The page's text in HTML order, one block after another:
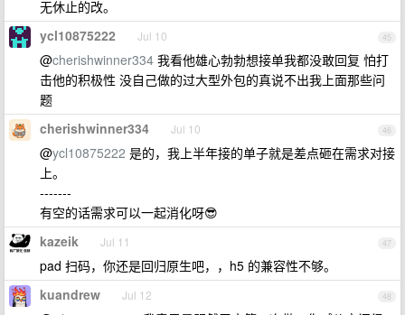
无休止的改。
45
ycl10875222 Jul 10
@cherishwinner334 我看他雄心勃勃想接单我都没敢回复 怕打
击他的积极性 没自己做的过大型外包的真说不出我上面那些问
题
46
cherishwinner334 Jul 10
@ycl10875222 是的，我上半年接的单子就是差点砸在需求对接
上。
-------
有空的话需求可以一起消化呀😎
47
kazeik Jul 11
pad 扫码，你还是回归原生吧，，h5 的兼容性不够。
48
kuandrew Jul 12